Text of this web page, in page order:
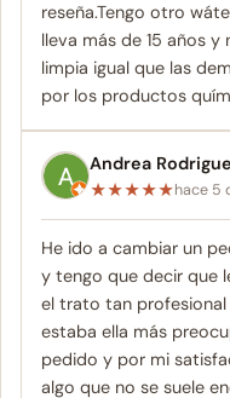
reseña.Tengo otro
lleva más de 15 años
limpia igual que las
por los productos
Andrea
★★★★★hace 5
He ido a cambiar un
y tengo que decir que
el trato tan
estaba ella más
pedido y por mi
algo que no se suele